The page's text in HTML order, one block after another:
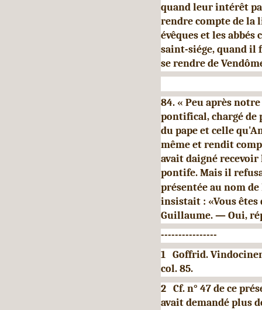
quand leur intérêt
rendre compte de la
évêques et les
saint-siége, quand il
se rendre de
84. « Peu après
pontifical, chargé de
du pape et celle
même et rendit
avait daigné
pontife. Mais il
présentée au nom
insistait : «Vous
Guillaume. — Oui,
----------------
1 Goffrid.
col. 85.
2 Cf. n° 47 de ce
avait demandé plus